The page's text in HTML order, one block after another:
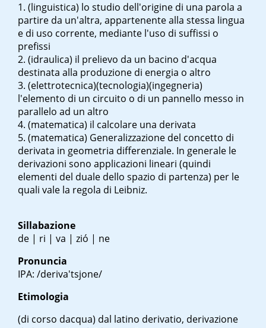
(linguistica) lo studio dell'origine di una parola a
partire da un'altra, appartenente alla stessa lingua
e di uso corrente, mediante l'uso di suffissi o
prefissi
(idraulica) il prelievo da un bacino d'acqua
destinata alla produzione di energia o altro
(elettrotecnica)(tecnologia)(ingegneria)
l'elemento di un circuito o di un pannello messo in
parallelo ad un altro
(matematica) il calcolare una derivata
(matematica) Generalizzazione del concetto di
derivata in geometria differenziale. In generale le
derivazioni sono applicazioni lineari (quindi
elementi del duale dello spazio di partenza) per le
quali vale la regola di Leibniz.
Sillabazione
de | ri | va | zió | ne
Pronuncia
IPA: /deriva'tsjone/
Etimologia
(di corso dacqua) dal latino derivatio, derivazione